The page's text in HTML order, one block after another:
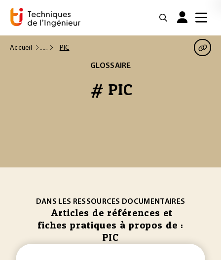
Accueil PIC
GLOSSAIRE
# PIC
DANS LES RESSOURCES DOCUMENTAIRES
Articles de références et
fiches pratiques à propos de :
PIC